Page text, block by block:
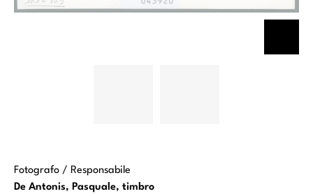
Fotografo / Responsabile
De Antonis, Pasquale, timbro